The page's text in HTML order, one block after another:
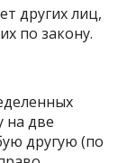
других лиц,
по закону.
на две
другую (по